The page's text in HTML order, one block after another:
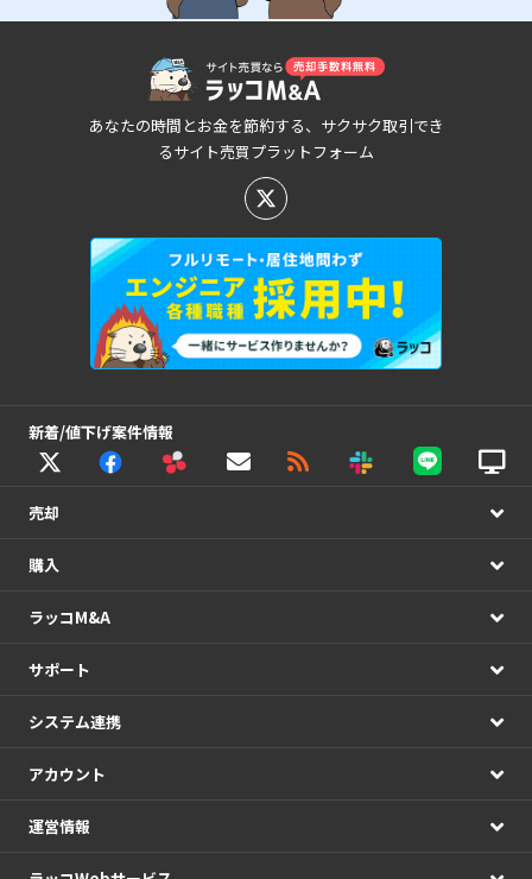
あなたの時間とお金を節約する、サクサク取引でき
るサイト売買プラットフォーム
新着/値下げ案件情報
売却
購入
ラッコM&A
サポート
システム連携
アカウント
運営情報